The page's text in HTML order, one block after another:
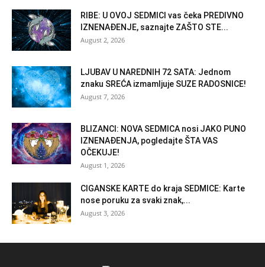
RIBE: U OVOJ SEDMICI vas čeka PREDIVNO
IZNENAĐENJE, saznajte ZAŠTO STE...
August 2, 2026
LJUBAV U NAREDNIH 72 SATA: Jednom
znaku SREĆA izmamljuje SUZE RADOSNICE!
August 7, 2026
BLIZANCI: NOVA SEDMICA nosi JAKO PUNO
IZNENAĐENJA, pogledajte ŠTA VAS
OČEKUJE!
August 1, 2026
CIGANSKE KARTE do kraja SEDMICE: Karte
nose poruku za svaki znak,...
August 3, 2026